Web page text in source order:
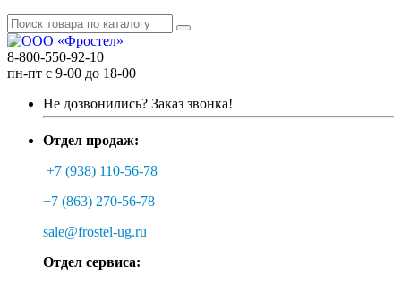
8-800-550-92-10
пн-пт с 9-00 до 18-00
Не дозвонились? Заказ звонка!
Отдел продаж:
+7 (938) 110-56-78
+7 (863) 270-56-78
sale@frostel-ug.ru
Отдел сервиса: